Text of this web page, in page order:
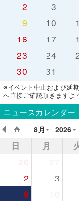
2
3
9
10
16
17
23
24
30
31
※イベント中止および延
へ直接ご確認頂きますよ
ニュースカレンダー
8月
2026
日 月
26
2
3
9